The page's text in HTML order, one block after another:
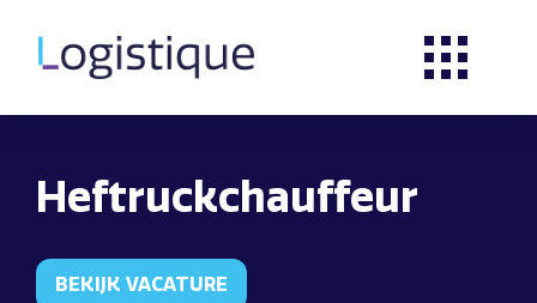
Heftruckchauffeur
BEKIJK VACATURE